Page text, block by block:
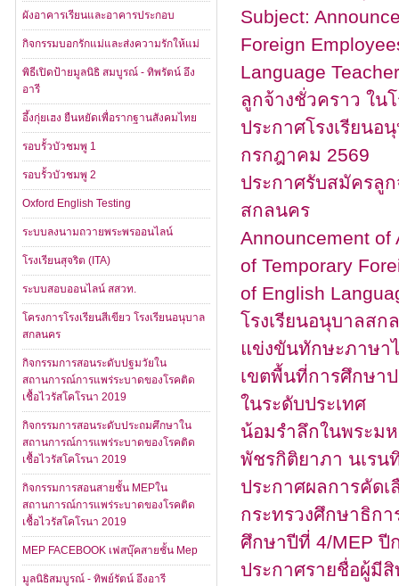
Subject:
Foreign
Language
ลูกจ้างชั่วคราว ใน
ประกาศโรงเรียน
กรกฎาคม 2569
ประกาศรับสมัครลูก
สกลนคร
Announcement of
of Temporary
of English
โรงเรียนอนุบาลส
แข่งขันทักษะภาษา
เขตพื้นที่การศึกษา
ในระดับประเทศ
น้อมรำลึกในพระม
พัชรกิติยาภา นเรน
ประกาศผลการคัด
กระทรวงศึกษาธิก
ศึกษาปีที่ 4/MEP ปี
ประกาศรายชื่อผู้มีสิ
ผังอาคารเรียนและอาคารประกอบ
กิจกรรมบอกรักแม่และส่งความรักให้แม่
พิธีเปิดป้ายมูลนิธิ สมบูรณ์ - ทิพรัตน์ อึง
อารี
อึ้งกุ่ยเฮง ยืนหยัดเพื่อรากฐานสังคมไทย
รอบรั้วบัวชมพู 1
รอบรั้วบัวชมพู 2
Oxford English Testing
ระบบลงนามถวายพระพรออนไลน์
โรงเรียนสุจริต (ITA)
ระบบสอบออนไลน์ สสวท.
โครงการโรงเรียนสีเขียว โรงเรียนอนุบาล
สกลนคร
กิจกรรมการสอนระดับปฐมวัยใน
สถานการณ์การแพร่ระบาดของโรคติด
เชื้อไวรัสโคโรนา 2019
กิจกรรมการสอนระดับประถมศึกษาใน
สถานการณ์การแพร่ระบาดของโรคติด
เชื้อไวรัสโคโรนา 2019
กิจกรรมการสอนสายชั้น MEPใน
สถานการณ์การแพร่ระบาดของโรคติด
เชื้อไวรัสโคโรนา 2019
MEP FACEBOOK เฟสบุ๊คสายชั้น Mep
มูลนิธิสมบูรณ์ - ทิพย์รัตน์ อึงอารี